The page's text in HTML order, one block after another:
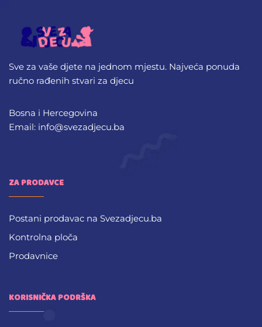
Sve za vaše djete na jednom mjestu. Najveća ponuda
ručno rađenih stvari za djecu
Bosna i Hercegovina
Email: info@svezadjecu.ba
ZA PRODAVCE
Postani prodavac na Svezadjecu.ba
Kontrolna ploča
Prodavnice
KORISNIČKA PODRŠKA